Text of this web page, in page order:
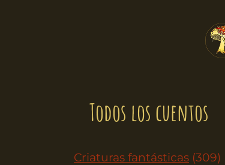
Todos los cuentos
Criaturas fantásticas (309)